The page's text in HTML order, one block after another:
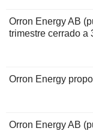
Orron Energy AB
trimestre cerrado a
Orron Energy
Orron Energy AB